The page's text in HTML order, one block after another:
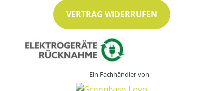
VERTRAG WIDERRUFEN
Ein Fachhändler von